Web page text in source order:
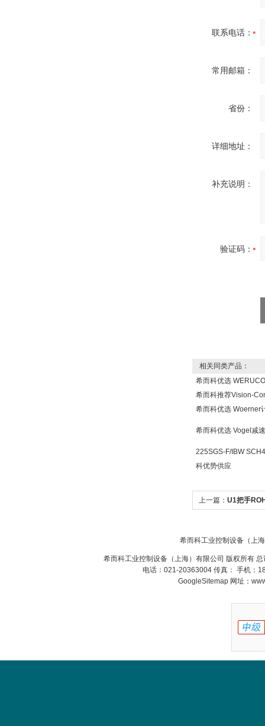
联系电话：
常用邮箱：
省份：
详细地址：
补充说明：
验证码：
相关同类产品：
希而科优选
希而科推荐Vision-
希而科优选 Woerner
希而科优选 Vogel减
225SGS-F/IBW
科优势供应
上一篇： U1把手
希而科工业控制设备（上
希而科工业控制设备（上海）有限公司 版权所有
电话：021-20363004 传真： 手机：
GoogleSitemap网址：